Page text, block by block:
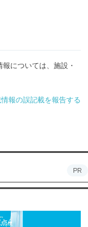
については、施設・
報の誤記載を報告する
PR